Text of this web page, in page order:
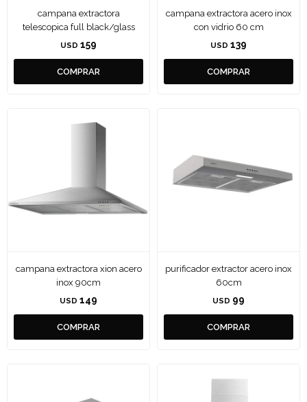
campana extractora
telescopica full black/glass
USD 159
campana extractora acero inox
con vidrio 60 cm
USD 139
campana extractora xion acero
inox 90cm
USD 149
purificador extractor acero inox
60cm
USD 99